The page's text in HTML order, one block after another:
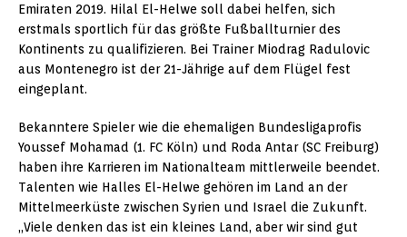
Emiraten 2019. Hilal El-Helwe soll dabei helfen, sich
erstmals sportlich für das größte Fußballturnier des
Kontinents zu qualifizieren. Bei Trainer Miodrag Radulovic
aus Montenegro ist der 21-Jährige auf dem Flügel fest
eingeplant.
Bekanntere Spieler wie die ehemaligen Bundesligaprofis
Youssef Mohamad (1. FC Köln) und Roda Antar (SC Freiburg)
haben ihre Karrieren im Nationalteam mittlerweile beendet.
Talenten wie Halles El-Helwe gehören im Land an der
Mittelmeerküste zwischen Syrien und Israel die Zukunft.
„Viele denken das ist ein kleines Land, aber wir sind gut